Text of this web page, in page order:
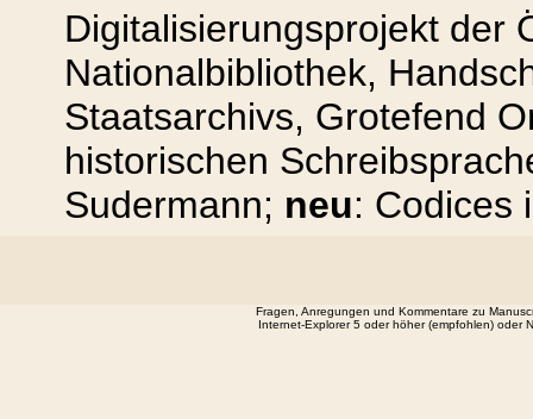
Digitalisierungsprojekt der
Nationalbibliothek,
Staatsarchivs, Grotefend
historischen
Sudermann; neu: Codices
Fragen, Anregungen und Kommentare zu
Internet-Explorer 5 oder höher (empfohlen)